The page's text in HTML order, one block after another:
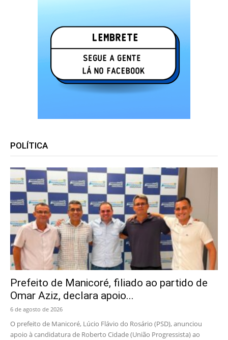
POLÍTICA
Prefeito de Manicoré, filiado ao partido de
Omar Aziz, declara apoio...
6 de agosto de 2026
O prefeito de Manicoré, Lúcio Flávio do Rosário (PSD), anunciou
apoio à candidatura de Roberto Cidade (União Progressista) ao